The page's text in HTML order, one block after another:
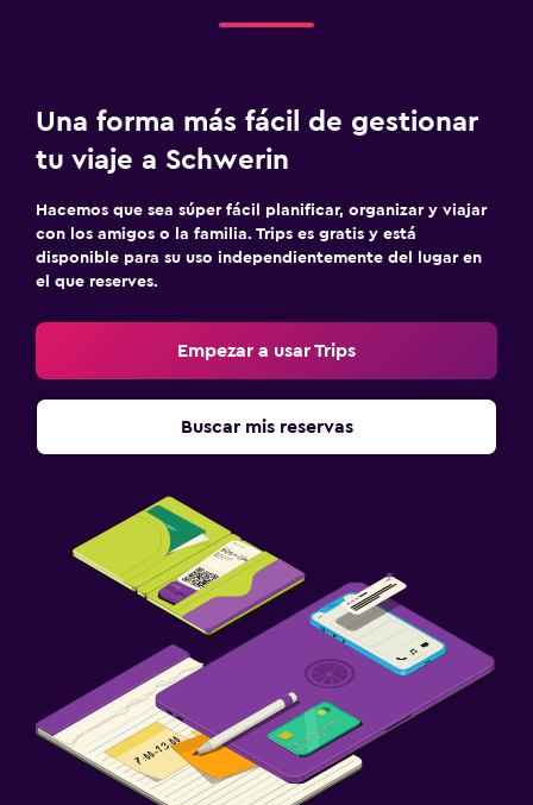
Una forma más fácil de gestionar
tu viaje a Schwerin
Hacemos que sea súper fácil planificar, organizar y viajar
con los amigos o la familia. Trips es gratis y está
disponible para su uso independientemente del lugar en
el que reserves.
Empezar a usar Trips
Buscar mis reservas